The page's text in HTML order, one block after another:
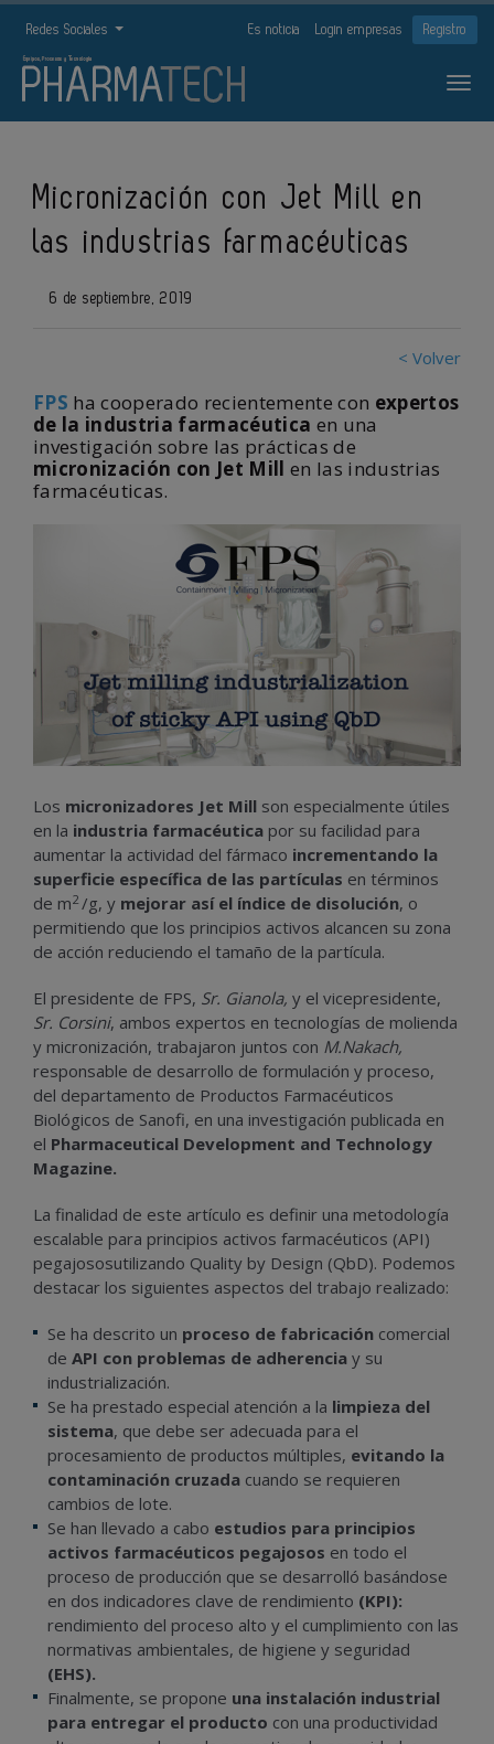
Redes Sociales Es noticia Login empresas Registro
Micronización con Jet Mill en
las industrias farmacéuticas
6 de septiembre, 2019
< Volver
FPS ha cooperado recientemente con expertos
de la industria farmacéutica en una
investigación sobre las prácticas de
micronización con Jet Mill en las industrias
farmacéuticas.
Los micronizadores Jet Mill son especialmente útiles
en la industria farmacéutica por su facilidad para
aumentar la actividad del fármaco incrementando la
superficie específica de las partículas en términos
de m2 /g, y mejorar así el índice de disolución, o
permitiendo que los principios activos alcancen su zona
de acción reduciendo el tamaño de la partícula.
El presidente de FPS, Sr. Gianola, y el vicepresidente,
Sr. Corsini, ambos expertos en tecnologías de molienda
y micronización, trabajaron juntos con M.Nakach,
responsable de desarrollo de formulación y proceso,
del departamento de Productos Farmacéuticos
Biológicos de Sanofi, en una investigación publicada en
el Pharmaceutical Development and Technology
Magazine.
La finalidad de este artículo es definir una metodología
escalable para principios activos farmacéuticos (API)
pegajososutilizando Quality by Design (QbD). Podemos
destacar los siguientes aspectos del trabajo realizado:
Se ha descrito un proceso de fabricación comercial
de API con problemas de adherencia y su
industrialización.
Se ha prestado especial atención a la limpieza del
sistema, que debe ser adecuada para el
procesamiento de productos múltiples, evitando la
contaminación cruzada cuando se requieren
cambios de lote.
Se han llevado a cabo estudios para principios
activos farmacéuticos pegajosos en todo el
proceso de producción que se desarrolló basándose
en dos indicadores clave de rendimiento (KPI):
rendimiento del proceso alto y el cumplimiento con las
normativas ambientales, de higiene y seguridad
(EHS).
Finalmente, se propone una instalación industrial
para entregar el producto con una productividad